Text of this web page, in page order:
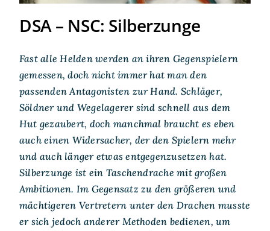
DSA – NSC: Silberzunge
Fast alle Helden werden an ihren Gegenspielern
gemessen, doch nicht immer hat man den
passenden Antagonisten zur Hand. Schläger,
Söldner und Wegelagerer sind schnell aus dem
Hut gezaubert, doch manchmal braucht es eben
auch einen Widersacher, der den Spielern mehr
und auch länger etwas entgegenzusetzen hat.
Silberzunge ist ein Taschendrache mit großen
Ambitionen. Im Gegensatz zu den größeren und
mächtigeren Vertretern unter den Drachen musste
er sich jedoch anderer Methoden bedienen, um